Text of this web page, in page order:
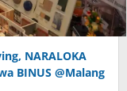
NARALOKA
BINUS @Malang